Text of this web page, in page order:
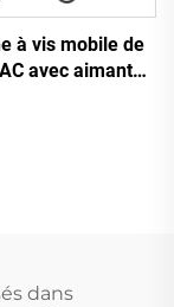
à vis mobile de
avec aimant
dans